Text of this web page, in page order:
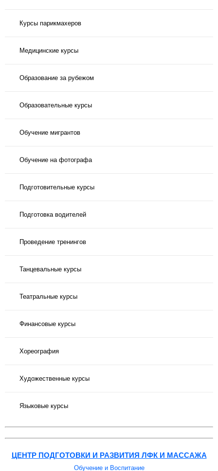
Курсы парикмахеров
Медицинские курсы
Образование за рубежом
Образовательные курсы
Обучение мигрантов
Обучение на фотографа
Подготовительные курсы
Подготовка водителей
Проведение тренингов
Танцевальные курсы
Театральные курсы
Финансовые курсы
Хореография
Художественные курсы
Языковые курсы
ЦЕНТР ПОДГОТОВКИ И РАЗВИТИЯ ЛФК И МАССАЖА
Обучение и Воспитание